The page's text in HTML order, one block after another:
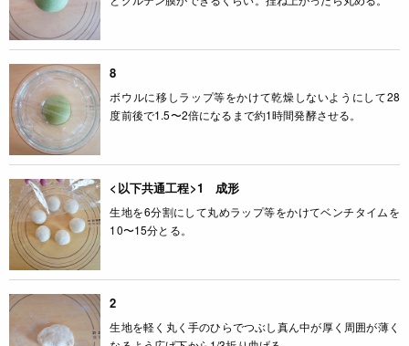
8
ボウルに移しラップ等をかけて乾燥しないようにして28
度前後で1.5〜2倍になるまで約1時間発酵させる。
<以下共通工程>1 成形
生地を6分割にして丸めラップ等をかけてベンチタイムを
10〜15分とる。
2
生地を軽く丸く手のひらでつぶし真ん中が厚く周囲が薄く